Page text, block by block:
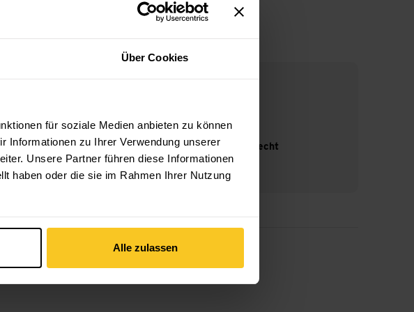
Über Cookies
für soziale Medien anbieten zu können
Informationen zu Ihrer Verwendung unserer
Unsere Partner führen diese Informationen
haben oder die sie im Rahmen Ihrer Nutzung
Alle zulassen
und
14-Tage Widerrufsrecht